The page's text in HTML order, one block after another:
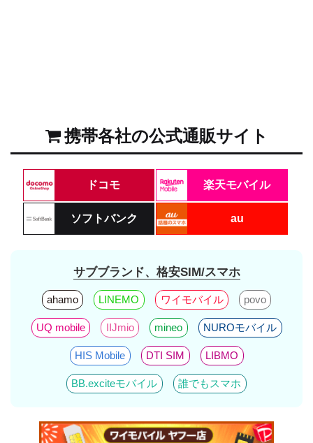
携帯各社の公式通販サイト
ドコモ 楽天モバイル
ソフトバンク au
サブブランド、格安SIM/スマホ
ahamo LINEMO ワイモバイル povo
UQ mobile IIJmio mineo NUROモバイル
HIS Mobile DTI SIM LIBMO
BB.exciteモバイル 誰でもスマホ